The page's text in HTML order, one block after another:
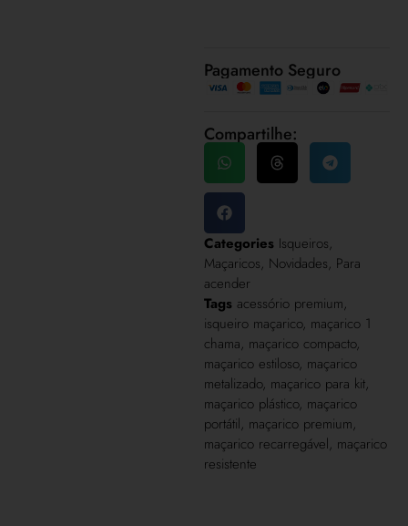
Pagamento Seguro
Compartilhe:
Categories Isqueiros,
Maçaricos, Novidades, Para
acender
Tags acessório premium,
isqueiro maçarico, maçarico 1
chama, maçarico compacto,
maçarico estiloso, maçarico
metalizado, maçarico para kit,
maçarico plástico, maçarico
portátil, maçarico premium,
maçarico recarregável, maçarico
resistente